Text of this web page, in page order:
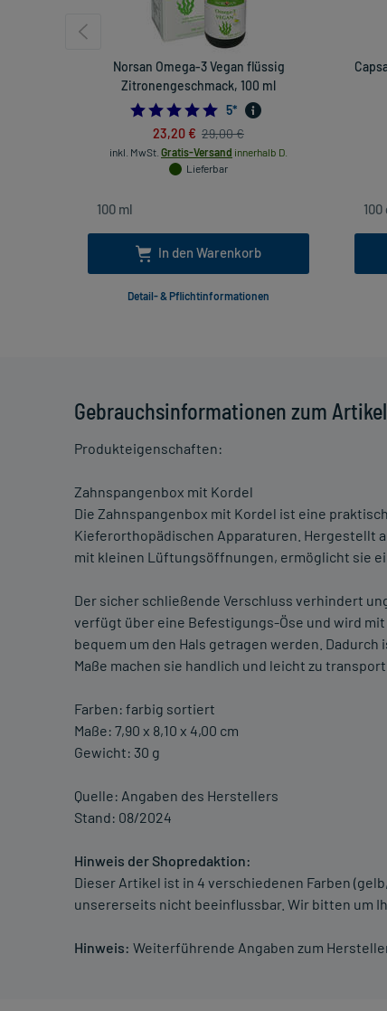
Gebrauchsinformationen zum
Produkteigenschaften:
Zahnspangenbox mit Kordel
Die Zahnspangenbox mit Kordel ist eine
Kieferorthopädischen Apparaturen. Hergestellt
mit kleinen Lüftungsöffnungen, ermöglicht sie
Der sicher schließende Verschluss verhindert
verfügt über eine Befestigungs-Öse und wird
bequem um den Hals getragen werden.
Maße machen sie handlich und leicht zu
Farben: farbig sortiert
Maße: 7,90 x 8,10 x 4,00 cm
Gewicht: 30 g
Quelle: Angaben des Herstellers
Stand: 08/2024
Hinweis der Shopredaktion:
Dieser Artikel ist in 4 verschiedenen Farben
unsererseits nicht beeinflussbar. Wir bitten um
Hinweis: Weiterführende Angaben zum
Norsan Omega-3 Vegan flüssig
Zitronengeschmack, 100 ml
5.0
5*
23,20 € 29,00 €
inkl. MwSt. Gratis-Versand innerhalb D.
Lieferbar
In den Warenkorb
Detail- & Pflichtinformationen